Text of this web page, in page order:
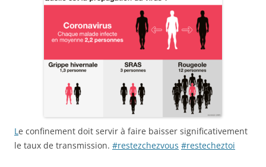
Le confinement doit servir à faire baisser significativement
le taux de transmission. #restezchezvous #restecheztoi